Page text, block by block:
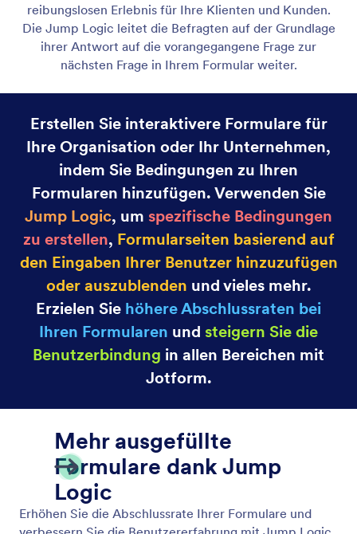
Jotform Funktionen Erweiterte FormularoptionenKategorie
Formular-Antworten in PDF-Dokumente umwandeln
Wandeln Sie ganz einfach Formular-Antworten in
PDF-Dokumente um. Erstellen Sie PDFs für einzelne
oder mehrere Formular-Antworten.